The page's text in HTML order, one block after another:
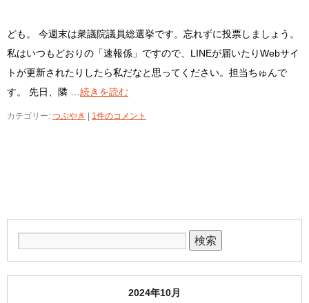
ども。 今週末は衆議院議員総選挙です。忘れずに投票しましょう。
私はいつもどおりの「速報係」ですので、LINEが届いたりWebサイ
トが更新されたりしたら私だなと思ってください。担当ちゅんで
す。 先日、隣 … 続きを読む
カテゴリー: つぶやき 1件のコメント
2024年10月